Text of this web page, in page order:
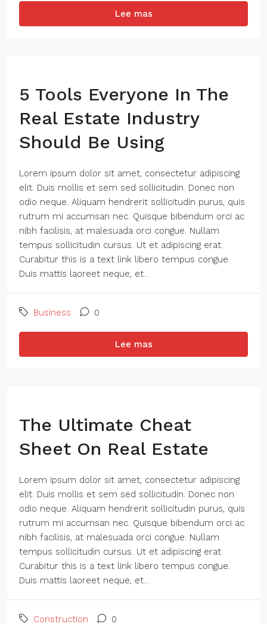
Lee mas
5 Tools Everyone In The
Real Estate Industry
Should Be Using
Lorem ipsum dolor sit amet, consectetur adipiscing
elit. Duis mollis et sem sed sollicitudin. Donec non
odio neque. Aliquam hendrerit sollicitudin purus, quis
rutrum mi accumsan nec. Quisque bibendum orci ac
nibh facilisis, at malesuada orci congue. Nullam
tempus sollicitudin cursus. Ut et adipiscing erat.
Curabitur this is a text link libero tempus congue.
Duis mattis laoreet neque, et...
Business 0
Lee mas
The Ultimate Cheat
Sheet On Real Estate
Lorem ipsum dolor sit amet, consectetur adipiscing
elit. Duis mollis et sem sed sollicitudin. Donec non
odio neque. Aliquam hendrerit sollicitudin purus, quis
rutrum mi accumsan nec. Quisque bibendum orci ac
nibh facilisis, at malesuada orci congue. Nullam
tempus sollicitudin cursus. Ut et adipiscing erat.
Curabitur this is a text link libero tempus congue.
Duis mattis laoreet neque, et...
Construction 0